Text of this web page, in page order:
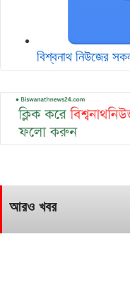
বিশ্বনাথ নিউজের
আরও খবর